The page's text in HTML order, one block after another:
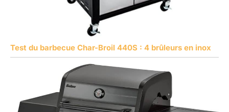
Test du barbecue Char-Broil 440S : 4 brûleurs en inox